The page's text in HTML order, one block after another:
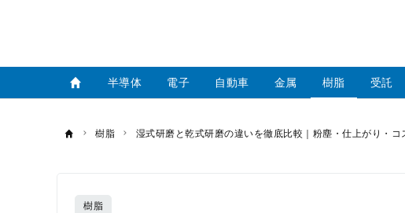
半導体 電子 自動車 金属 樹脂 受託
樹脂 湿式研磨と乾式研磨の違いを徹底比較｜粉塵・仕上がり・コ
樹脂